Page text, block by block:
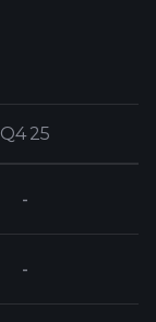
Q4 25
Q4 25
-
-